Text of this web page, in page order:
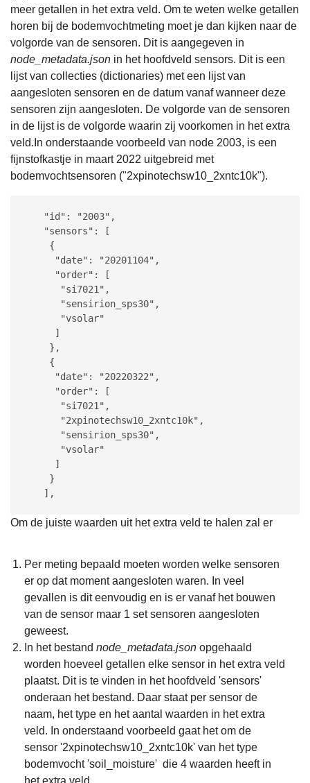
meer getallen in het extra veld. Om te weten welke getallen
horen bij de bodemvochtmeting moet je dan kijken naar de
volgorde van de sensoren. Dit is aangegeven in
node_metadata.json in het hoofdveld sensors. Dit is een
lijst van collecties (dictionaries) met een lijst van
aangesloten sensoren en de datum vanaf wanneer deze
sensoren zijn aangesloten. De volgorde van de sensoren
in de lijst is de volgorde waarin zij voorkomen in het extra
veld. In onderstaande voorbeeld van node 2003, is een
fijnstofkastje in maart 2022 uitgebreid met
bodemvochtsensoren ("2xpinotechsw10_2xntc10k").
   "id": "2003",
   "sensors": [
    {
     "date": "20201104",
     "order": [
      "si7021",
      "sensirion_sps30",
      "vsolar"
     ]
    },
    {
     "date": "20220322",
     "order": [
      "si7021",
      "2xpinotechsw10_2xntc10k",
      "sensirion_sps30",
      "vsolar"
     ]
    }
   ],
Om de juiste waarden uit het extra veld te halen zal er
Per meting bepaald moeten worden welke sensoren
er op dat moment aangesloten waren. In veel
gevallen is dit eenvoudig en is er vanaf het bouwen
van de sensor maar 1 set sensoren aangesloten
geweest.
In het bestand node_metadata.json opgehaald
worden hoeveel getallen elke sensor in het extra veld
plaatst. Dit is te vinden in het hoofdveld 'sensors'
onderaan het bestand. Daar staat per sensor de
naam, het type en het aantal waarden in het extra
veld. In onderstaand voorbeeld gaat het om de
sensor '2xpinotechsw10_2xntc10k' van het type
bodemvocht 'soil_moisture' die 4 waarden heeft in